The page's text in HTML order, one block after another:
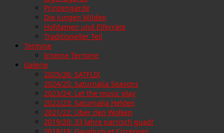
Prinzengarde
Die Jungen Wilden
Hofdamen und Elferräte
Traditioneller Teil
Termine
Interne Termine
Galerie
2025/26: SATFLIX
2024/25: Saturnalia Seasons
2023/24: Let the music play
2022/23: Saturnalia Helden
2021/22: Über den Wolken
2019/20: 33 Jahre narrisch guad!